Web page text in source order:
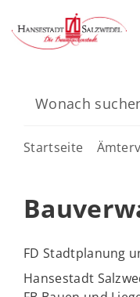
Startseite
FD Stadtplanung
Hansestadt